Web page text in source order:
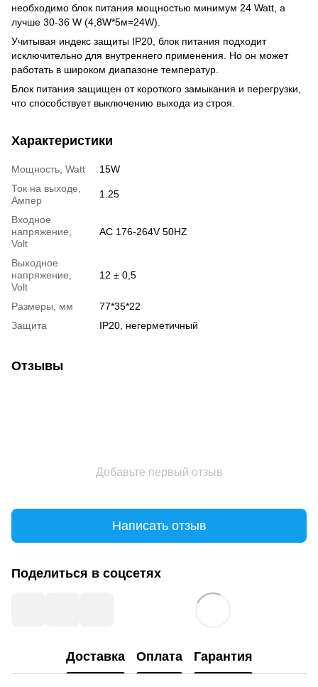
необходимо блок питания мощностью минимум 24 Watt, а
лучше 30-36 W (4,8W*5м=24W).
Учитывая индекс защиты IP20, блок питания подходит
исключительно для внутреннего применения. Но он может
работать в широком диапазоне температур.
Блок питания защищен от короткого замыкания и перегрузки,
что способствует выключению выхода из строя.
Характеристики
Мощность, Watt
15W
Ток на выходе,
Ампер
1.25
Входное
напряжение,
Volt
AC 176-264V 50HZ
Выходное
напряжение,
Volt
12 ± 0,5
Размеры, мм
77*35*22
Защита
IP20, негерметичный
Отзывы
Добавьте первый отзыв
Написать отзыв
Поделиться в соцсетях
Доставка Оплата Гарантия